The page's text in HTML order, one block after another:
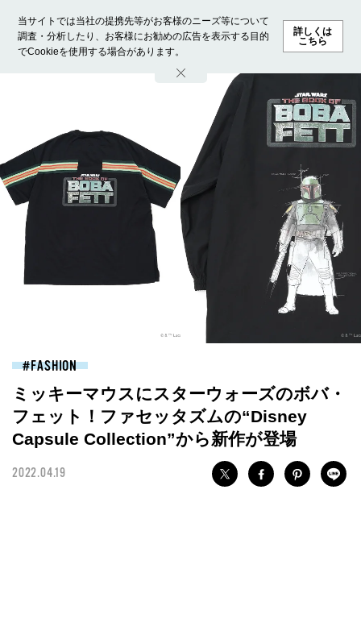
当サイトでは当社の提携先等がお客様のニーズ等について
調査・分析したり、お客様にお勧めの広告を表示する目的
でCookieを使用する場合があります。
詳しくは
こちら
ホーム モデル募集 ランキング ファッション ビューテ
FASHION
ミッキーマウスにスターウォーズのボバ・
フェット！ファセッタズムの“Disney
Capsule Collection”から新作が登場
2022.04.19